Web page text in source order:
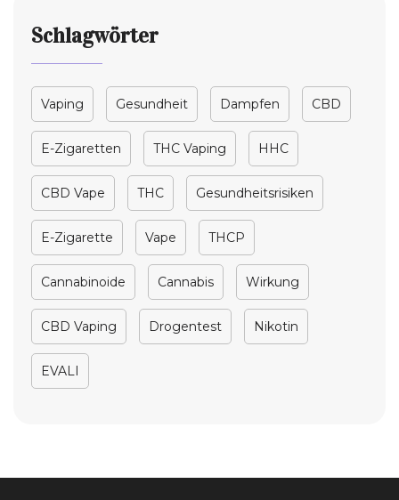
Schlagwörter
Vaping Gesundheit Dampfen CBD
E-Zigaretten THC Vaping HHC
CBD Vape THC Gesundheitsrisiken
E-Zigarette Vape THCP
Cannabinoide Cannabis Wirkung
CBD Vaping Drogentest Nikotin
EVALI